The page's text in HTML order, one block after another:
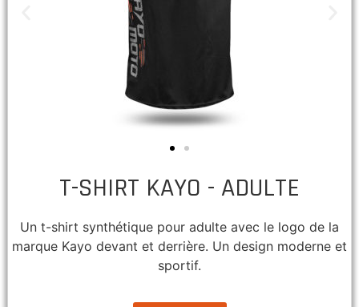
T-SHIRT KAYO - ADULTE
Un t-shirt synthétique pour adulte avec le logo de la
marque Kayo devant et derrière. Un design moderne et
sportif.